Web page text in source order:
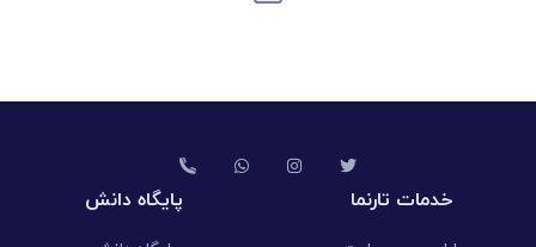
خدمات تارنما پایگاه دانش